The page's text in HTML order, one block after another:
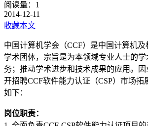
阅读量： 1
2014-12-11
收藏本文
中国计算机学会（CCF）是中国计算机
学术团体，宗旨是为本领域专业人士的
务；推动学术进步和技术成果的应用。
开招聘CCF软件能力认证（CSP）市场拓
如下：
岗位职责：